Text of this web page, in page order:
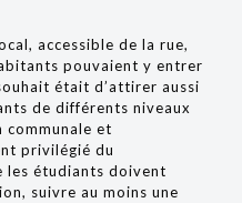
accessible de la rue,
pouvaient y entrer
était d’attirer aussi
de différents niveaux
et
privilégié du
les étudiants doivent
suivre au moins une